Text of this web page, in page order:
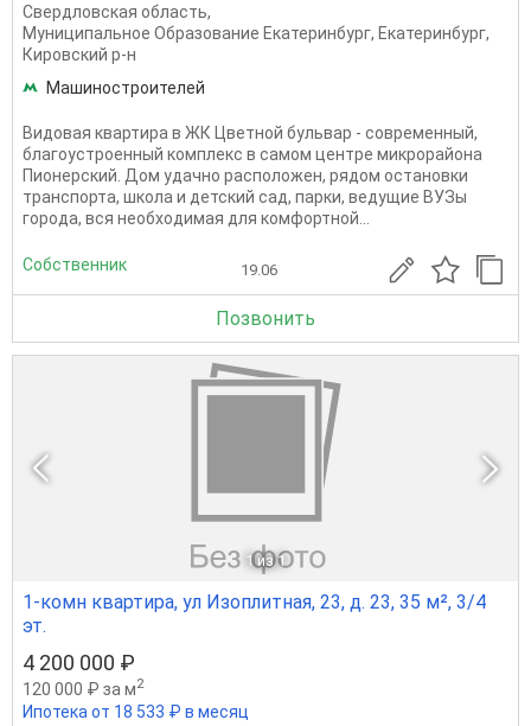
Свердловская область,
Муниципальное Образование Екатеринбург, Екатеринбург,
Кировский р-н
Машиностроителей
Видовая квартира в ЖК Цветной бульвар - современный,
благоустроенный комплекс в самом центре микрорайона
Пионерский. Дом удачно расположен, рядом остановки
транспорта, школа и детский сад, парки, ведущие ВУЗы
города, вся необходимая для комфортной...
Собственник 19.06
Позвонить
1 из 1
1-комн квартира, ул Изоплитная, 23, д. 23, 35 м², 3/4
эт.
4 200 000 ₽
120 000 ₽ за м2
Ипотека от 18 533 ₽ в месяц